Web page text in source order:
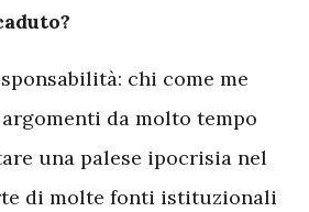
chi come me
da molto tempo
una palese ipocrisia nel
di molte fonti istituzionali